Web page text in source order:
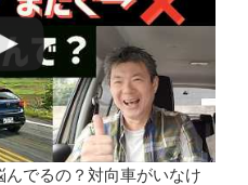
んでるの？対向車がいなけ